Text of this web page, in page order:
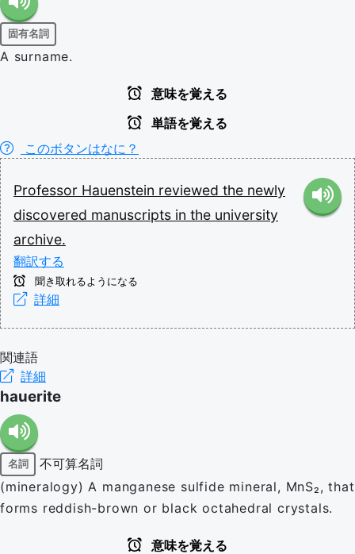
固有名詞
A surname.
意味を覚える
単語を覚える
このボタンはなに？
Professor Hauenstein reviewed the newly
discovered manuscripts in the university
archive.
翻訳する
聞き取れるようになる
詳細
関連語
詳細
hauerite
名詞
不可算名詞
(mineralogy) A manganese sulfide mineral, MnS₂, that
forms reddish-brown or black octahedral crystals.
意味を覚える